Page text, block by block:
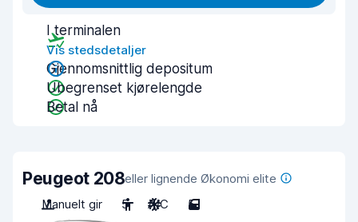
I terminalen
Vis stedsdetaljer
Gjennomsnittlig depositum
Ubegrenset kjørelengde
Betal nå
Peugeot 208eller lignende Økonomi elite
Manuelt gir
5 A/C 5